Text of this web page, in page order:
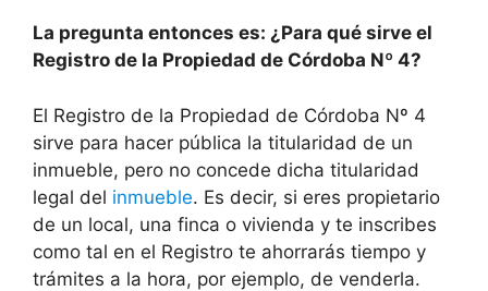
La pregunta entonces es: ¿Para qué sirve el
Registro de la Propiedad de Córdoba Nº 4?
El Registro de la Propiedad de Córdoba Nº 4
sirve para hacer pública la titularidad de un
inmueble, pero no concede dicha titularidad
legal del inmueble. Es decir, si eres propietario
de un local, una finca o vivienda y te inscribes
como tal en el Registro te ahorrarás tiempo y
trámites a la hora, por ejemplo, de venderla.